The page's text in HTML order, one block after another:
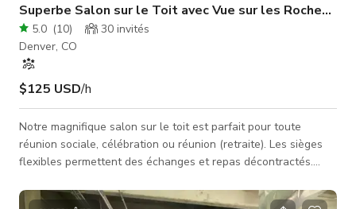
Superbe Salon sur le Toit avec Vue sur les Rocheuses
5.0 (10) 30 invités
Denver, CO
$125 USD/h
Notre magnifique salon sur le toit est parfait pour toute
réunion sociale, célébration ou réunion (retraite). Les sièges
flexibles permettent des échanges et repas décontractés.
Caractéristiques de l'espace : - WiFi - Dispositions de sièges